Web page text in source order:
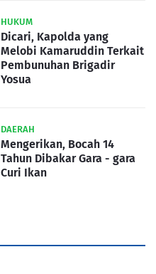
HUKUM
Dicari, Kapolda yang
Melobi Kamaruddin Terkait
Pembunuhan Brigadir
Yosua
DAERAH
Mengerikan, Bocah 14
Tahun Dibakar Gara - gara
Curi Ikan